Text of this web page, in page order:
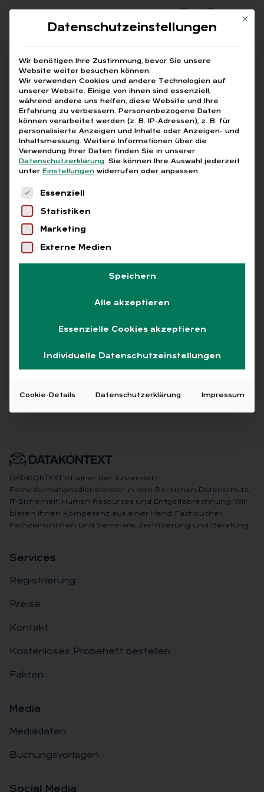
Suchfeld
Suchen
Breadcrumb-Navigation
STARTSEITE
MASSENENTLASSUNGSANZEIGEVERFAHREN
Alle Bei­trä­ge mit dem
Schlag­wort „Mas­sen­ent­
las­sungs­an­zei­ge­ver­fah­
ren“
Free Abo
DATAKONTEXT ist einer der führenden
Fachinformationsdienstleister in den Bereichen Datenschutz,
IT-Sicherheit, Human Resources und Entgeltabrechnung. Wir
bieten Ihnen Kompetenz aus einer Hand: Fachbücher,
Fachzeitschriften und Seminare, Zertifizierung und Beratung.
Ser­vices
Registrierung
Preise
Kontakt
Kostenloses Probeheft bestellen
Fakten
Me­dia
Mediadaten
Buchungsvorlagen
So­ci­al Me­dia
Mit
Datenschutzeinstellungen
Wir benötigen Ihre Zustimmung, bevor Sie unsere
Website weiter besuchen können.
Wir verwenden Cookies und andere Technologien auf
unserer Website. Einige von ihnen sind essenziell,
während andere uns helfen, diese Website und Ihre
Erfahrung zu verbessern. Personenbezogene Daten
können verarbeitet werden (z. B. IP-Adressen), z. B. für
personalisierte Anzeigen und Inhalte oder Anzeigen- und
Inhaltsmessung. Weitere Informationen über die
Verwendung Ihrer Daten finden Sie in unserer
Datenschutzerklärung. Sie können Ihre Auswahl jederzeit
unter Einstellungen widerrufen oder anpassen.
Es folgt eine Liste der Service-Gruppen, für
Essenziell
Statistiken
Marketing
Externe Medien
Speichern
Alle akzeptieren
Essenzielle Cookies akzeptieren
Individuelle Datenschutzeinstellungen
Cookie-Details Datenschutzerklärung Impressum